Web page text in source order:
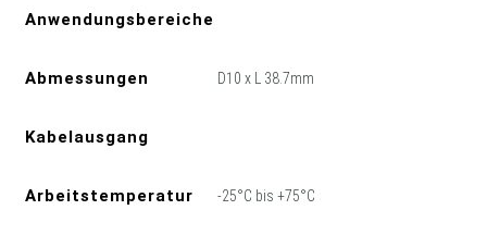
Anwendungsbereiche
Abmessungen D10 x L 38.7mm
Kabelausgang
Arbeitstemperatur -25°C bis +75°C